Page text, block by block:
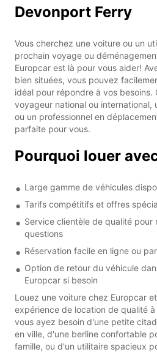
Devonport Ferry
Vous cherchez une voiture ou un
prochain voyage ou
Europcar est là pour vous aider!
bien situées, vous pouvez
idéal pour répondre à vos besoins.
voyageur national ou international,
ou un professionnel en
parfaite pour vous.
Pourquoi louer
Large gamme de véhicules
Tarifs compétitifs et offres
Service clientèle de qualité pour
questions
Réservation facile en ligne ou
Option de retour du véhicule
Europcar si besoin
Louez une voiture chez Europcar
expérience de location de qualité
vous ayez besoin d'une petite
en ville, d'une berline confortable
famille, ou d'un utilitaire spacieux